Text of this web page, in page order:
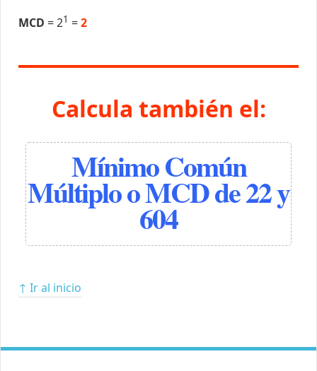
MCD = 21 =2
Calcula también el:
Mínimo Común
Múltiplo o MCD de 22 y
604
↑ Ir al inicio